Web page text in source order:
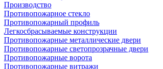
Производство
Противопожарное стекло
Противопожарный профиль
Легкосбрасываемые конструкции
Противопожарные металлические двери
Противопожарные светопрозрачные двери
Противопожарные ворота
Противопожарные витражи